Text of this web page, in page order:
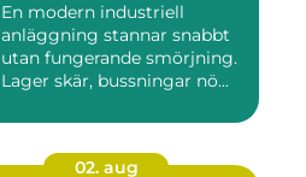
En modern industriell
anläggning stannar snabbt
utan fungerande smörjning.
Lager skär, bussningar nö...
02. aug